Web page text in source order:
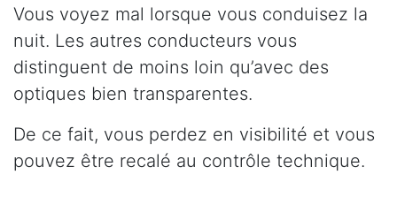
Vous voyez mal lorsque vous conduisez la
nuit. Les autres conducteurs vous
distinguent de moins loin qu’avec des
optiques bien transparentes.
De ce fait, vous perdez en visibilité et vous
pouvez être recalé au contrôle technique.